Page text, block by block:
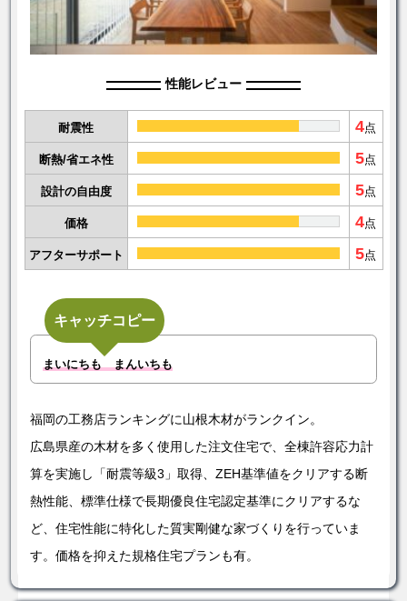
性能レビュー
耐震性 4点
断熱/省エネ性 5点
設計の自由度 5点
価格 4点
アフターサポート 5点
キャッチコピー
まいにちも まんいちも
福岡の工務店ランキングに山根木材がランクイン。
広島県産の木材を多く使用した注文住宅で、全棟許容応力計
算を実施し「耐震等級3」取得、ZEH基準値をクリアする断
熱性能、標準仕様で長期優良住宅認定基準にクリアするな
ど、住宅性能に特化した質実剛健な家づくりを行っていま
す。価格を抑えた規格住宅プランも有。